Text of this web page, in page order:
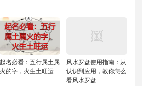
起名必看：五行属土属
火的字，火生土旺运
风水罗盘使用指南：从
认识到应用，教你怎么
看风水罗盘